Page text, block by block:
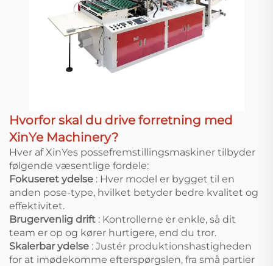
Hvorfor skal du drive forretning med
XinYe Machinery?
Hver af XinYes possefremstillingsmaskiner tilbyder
følgende væsentlige fordele:
Fokuseret ydelse : Hver model er bygget til en
anden pose-type, hvilket betyder bedre kvalitet og
effektivitet.
Brugervenlig drift : Kontrollerne er enkle, så dit
team er op og kører hurtigere, end du tror.
Skalerbar ydelse : Justér produktionshastigheden
for at imødekomme efterspørgslen, fra små partier